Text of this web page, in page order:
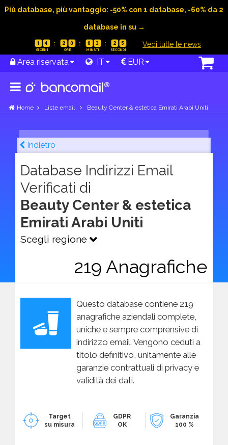
Più database, più vantaggio: -50% con 1 database, -60% da 2
database in su →
1 4 2 0 0 3 2 4 Vedi tutte le news
Area riservata IT EUR
Home Liste email Beauty Center & estetica Emirati Arabi Uniti
Indietro
Database Indirizzi Email
Verificati di
Beauty Center & estetica
Emirati Arabi Uniti
Scegli regione
219 Anagrafiche
Questo database contiene 219
anagrafiche aziendali complete,
uniche e sempre comprensive di
indirizzo email. Vengono ceduti a
titolo definitivo, unitamente alle
garanzie contrattuali di privacy e
validità dei dati.
Target
su misura
GDPR
OK
Garanzia
100 %